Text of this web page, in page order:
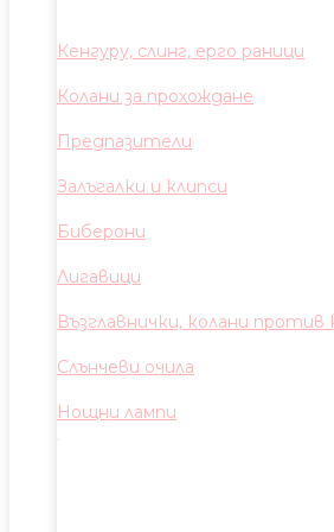
Кенгуру, слинг, ерго раници
Колани за прохождане
Предпазители
Залъгалки и клипси
Биберони
Лигавици
Възглавнички, колани против
Слънчеви очила
Нощни лампи